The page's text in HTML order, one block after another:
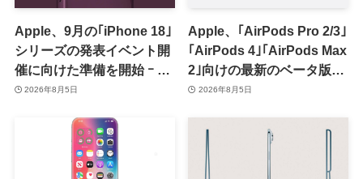
Apple、9月の｢iPhone 18｣
シリーズの発表イベント開
催に向けた準備を開始 ｰ 9
月8日か9月9日に開催見込
2026年8月5日
Apple、｢AirPods Pro 2/3｣
｢AirPods 4｣｢AirPods Max
2｣向けの最新のベータ版フ
ァームウェア｢9A5336b｣を
2026年8月5日